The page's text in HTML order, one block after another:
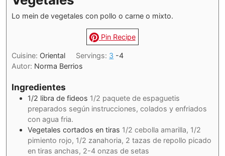
Lo mein de vegetales con pollo o carne o mixto.
Pin Recipe
Cuisine: Oriental Servings: 3 -4
Autor: Norma Berrios
Ingredientes
1/2 libra de fideos 1/2 paquete de espaguetis
preparados según instrucciones, colados y enfriados
con agua fria.
Vegetales cortados en tiras 1/2 cebolla amarilla, 1/2
pimiento rojo, 1/2 zanahoria, 2 tazas de repollo picado
en tiras anchas, 2-4 onzas de setas